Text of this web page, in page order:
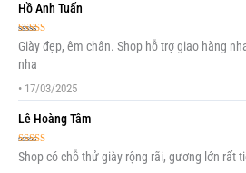
Hồ Anh Tuấn
Được xếp
hạng 55 sao
Giày đẹp, êm chân. Shop hỗ trợ giao hàng
nha
• 17/03/2025
Lê Hoàng Tâm
Được xếp
hạng55 sao
Shop có chỗ thử giày rộng rãi, gương lớn rất